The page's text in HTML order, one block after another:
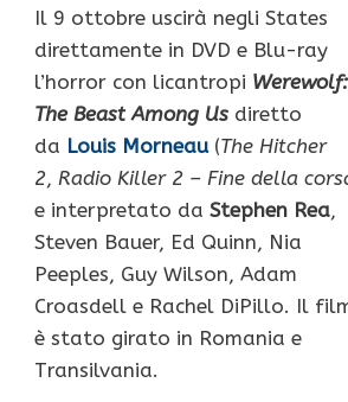
Il 9 ottobre uscirà negli States
direttamente in DVD e Blu-ray
l’horror con licantropi Werewolf:
The Beast Among Usdiretto
da Louis Morneau(The Hitcher
2, Radio Killer 2 – Fine della
e interpretato da Stephen Rea,
Steven Bauer, Ed Quinn, Nia
Peeples, Guy Wilson, Adam
Croasdell e Rachel DiPillo. Il
è stato girato in Romania e
Transilvania.